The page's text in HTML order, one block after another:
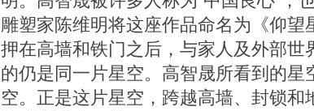
雕塑家陈维明将这座作品命名为《仰
押在高墙和铁门之后，与家人及外部
的仍是同一片星空。高智晟所看到的
空。正是这片星空，跨越高墙、封锁